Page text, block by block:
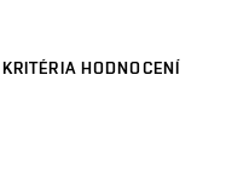
HODNOCENÍ